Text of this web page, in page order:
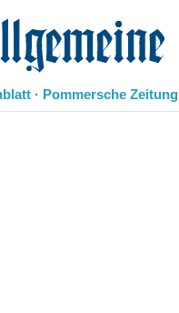
· Pommersche Zeitung